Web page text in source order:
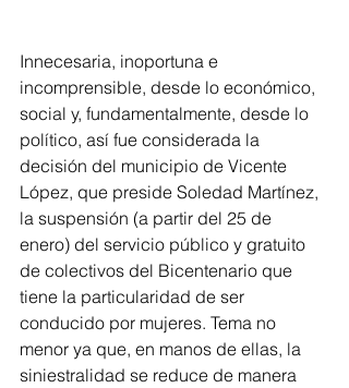
Innecesaria, inoportuna e
incomprensible, desde lo económico,
social y, fundamentalmente, desde lo
político, así fue considerada la
decisión del municipio de Vicente
López, que preside Soledad Martínez,
la suspensión (a partir del 25 de
enero) del servicio público y gratuito
de colectivos del Bicentenario que
tiene la particularidad de ser
conducido por mujeres. Tema no
menor ya que, en manos de ellas, la
siniestralidad se reduce de manera